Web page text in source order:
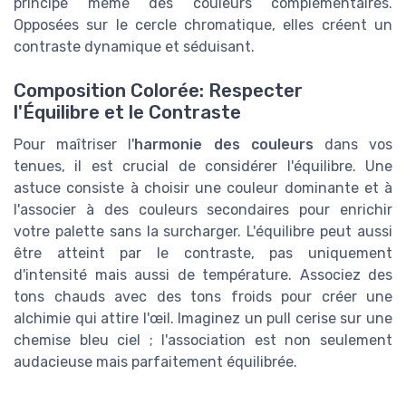
Opposées sur le cercle chromatique, elles créent un
contraste dynamique et séduisant.
Composition Colorée: Respecter
l'Équilibre et le Contraste
Pour maîtriser l'harmonie des couleurs dans vos
tenues, il est crucial de considérer l'équilibre. Une
astuce consiste à choisir une couleur dominante et à
l'associer à des couleurs secondaires pour enrichir
votre palette sans la surcharger. L'équilibre peut aussi
être atteint par le contraste, pas uniquement
d'intensité mais aussi de température. Associez des
tons chauds avec des tons froids pour créer une
alchimie qui attire l'œil. Imaginez un pull cerise sur une
chemise bleu ciel ; l'association est non seulement
audacieuse mais parfaitement équilibrée.